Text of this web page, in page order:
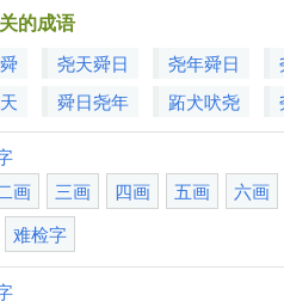
的成语
尧天舜日 尧年舜日
舜日尧年 跖犬吠尧
画 三画 四画 五画 六画
难检字